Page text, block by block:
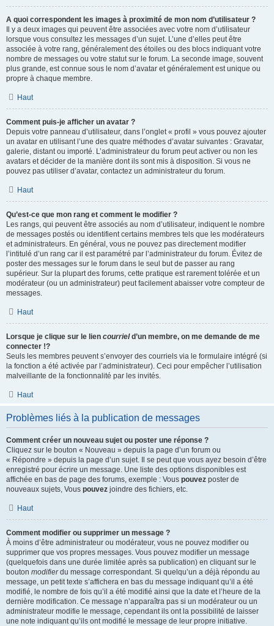
A quoi correspondent les images à proximité de mon nom d’utilisateur ?
Il y a deux images qui peuvent être associées avec votre nom d’utilisateur
lorsque vous consultez les messages d’un sujet. L’une d’elles peut être
associée à votre rang, généralement des étoiles ou des blocs indiquant votre
nombre de messages ou votre statut sur le forum. La seconde image, souvent
plus grande, est connue sous le nom d’avatar et généralement est unique ou
propre à chaque membre.
Haut
Comment puis-je afficher un avatar ?
Depuis votre panneau d’utilisateur, dans l’onglet « profil » vous pouvez ajouter
un avatar en utilisant l’une des quatre méthodes d’avatar suivantes : Gravatar,
galerie, distant ou importé. L’administrateur du forum peut activer ou non les
avatars et décider de la manière dont ils sont mis à disposition. Si vous ne
pouvez pas utiliser d’avatar, contactez un administrateur du forum.
Haut
Qu’est-ce que mon rang et comment le modifier ?
Les rangs, qui peuvent être associés au nom d’utilisateur, indiquent le nombre
de messages postés ou identifient certains membres tels que les modérateurs
et administrateurs. En général, vous ne pouvez pas directement modifier
l’intitulé d’un rang car il est paramétré par l’administrateur du forum. Évitez de
poster des messages sur le forum dans le seul but de passer au rang
supérieur. Sur la plupart des forums, cette pratique est rarement tolérée et un
modérateur (ou un administrateur) peut facilement abaisser votre compteur de
messages.
Haut
Lorsque je clique sur le lien courrield’un membre, on me demande de me
connecter !?
Seuls les membres peuvent s’envoyer des courriels via le formulaire intégré (si
la fonction a été activée par l’administrateur). Ceci pour empêcher l’utilisation
malveillante de la fonctionnalité par les invités.
Haut
Problèmes liés à la publication de messages
Comment créer un nouveau sujet ou poster une réponse ?
Cliquez sur le bouton « Nouveau » depuis la page d’un forum ou
« Répondre » depuis la page d’un sujet. Il se peut que vous ayez besoin d’être
enregistré pour écrire un message. Une liste des options disponibles est
affichée en bas de page des forums, exemple : Vous pouvez poster de
nouveaux sujets, Vous pouvez joindre des fichiers, etc.
Haut
Comment modifier ou supprimer un message ?
À moins d’être administrateur ou modérateur, vous ne pouvez modifier ou
supprimer que vos propres messages. Vous pouvez modifier un message
(quelquefois dans une durée limitée après sa publication) en cliquant sur le
bouton modifierdu message correspondant. Si quelqu’un a déjà répondu au
message, un petit texte s’affichera en bas du message indiquant qu’il a été
modifié, le nombre de fois qu’il a été modifié ainsi que la date et l’heure de la
dernière modification. Ce message n’apparaîtra pas si un modérateur ou un
administrateur modifie le message, cependant ils ont la possibilité de laisser
une note indiquant qu’ils ont modifié le message de leur propre initiative.